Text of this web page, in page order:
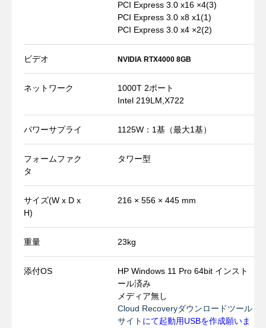
PCI Express 3.0 x16 ×4(3)
PCI Express 3.0 x8 x1(1)
PCI Express 3.0 x4 ×2(2)
ビデオ NVIDIA RTX4000 8GB
ネットワーク
1000T 2ポート
Intel 219LM,X722
パワーサプライ 1125W：1基（最大1基）
フォームファク
タ
タワー型
サイズ(W x D x
H)
216 × 556 × 445 mm
重量 23kg
添付OS
HP Windows 11 Pro 64bit インスト
ール済み
メディア無し
Cloud Recoveryダウンロードツール
サイト にて起動用USBを作成願いま